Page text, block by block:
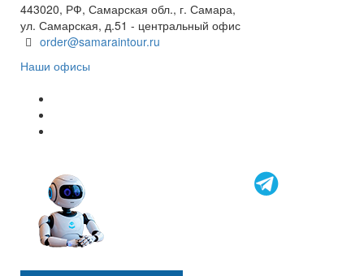
443020, РФ, Самарская обл., г. Самара,
ул. Самарская, д.51 - центральный офис
order@samaraintour.ru
Наши офисы